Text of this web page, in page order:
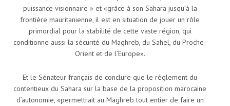
puissance visionnaire » et «grâce à son Sahara jusqu’à la
frontière mauritanienne, il est en situation de jouer un rôle
primordial pour la stabilité de cette vaste région, qui
conditionne aussi la sécurité du Maghreb, du Sahel, du Proche-
Orient et de l’Europe».
Et le Sénateur français de conclure que le règlement du
contentieux du Sahara sur la base de la proposition marocaine
d’autonomie, «permettrait au Maghreb tout entier de faire un